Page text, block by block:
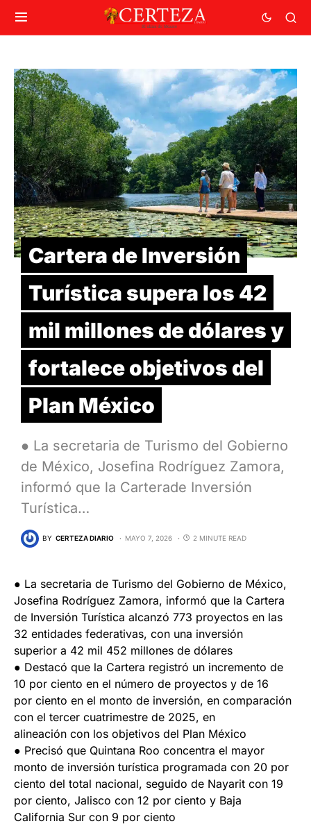
Cartera de Inversión
Turística supera los 42
mil millones de dólares y
fortalece objetivos del
Plan México
● La secretaria de Turismo del Gobierno
de México, Josefina Rodríguez Zamora,
informó que la Carterade Inversión
Turística…
BY CERTEZA DIARIO MAYO 7, 2026 2 MINUTE READ
● La secretaria de Turismo del Gobierno de México,
Josefina Rodríguez Zamora, informó que la Cartera
de Inversión Turística alcanzó 773 proyectos en las
32 entidades federativas, con una inversión
superior a 42 mil 452 millones de dólares
● Destacó que la Cartera registró un incremento de
10 por ciento en el número de proyectos y de 16
por ciento en el monto de inversión, en comparación
con el tercer cuatrimestre de 2025, en
alineación con los objetivos del Plan México
● Precisó que Quintana Roo concentra el mayor
monto de inversión turística programada con 20 por
ciento del total nacional, seguido de Nayarit con 19
por ciento, Jalisco con 12 por ciento y Baja
California Sur con 9 por ciento